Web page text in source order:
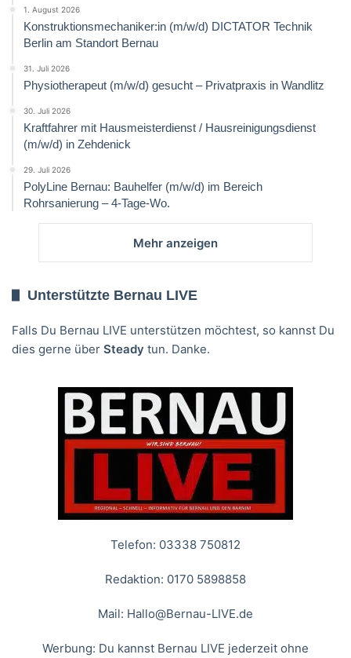
1. August 2026
Konstruktionsmechaniker:in (m/w/d) DICTATOR Technik
Berlin am Standort Bernau
31. Juli 2026
Physiotherapeut (m/w/d) gesucht – Privatpraxis in Wandlitz
30. Juli 2026
Kraftfahrer mit Hausmeisterdienst / Hausreinigungsdienst
(m/w/d) in Zehdenick
29. Juli 2026
PolyLine Bernau: Bauhelfer (m/w/d) im Bereich
Rohrsanierung – 4-Tage-Wo.
Mehr anzeigen
Unterstützte Bernau LIVE
Falls Du Bernau LIVE unterstützen möchtest, so kannst Du
dies gerne über Steady tun. Danke.
Telefon: 03338 750812
Redaktion: 0170 5898858
Mail: Hallo@Bernau-LIVE.de
Werbung: Du kannst Bernau LIVE jederzeit ohne